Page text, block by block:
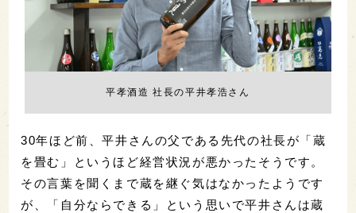
平孝酒造 社長の平井孝浩さん
30年ほど前、平井さんの父である先代の社長が「蔵
を畳む」というほど経営状況が悪かったそうです。
その言葉を聞くまで蔵を継ぐ気はなかったようです
が、「自分ならできる」という思いで平井さんは蔵